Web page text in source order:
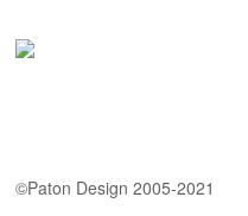
©Paton Design 2005-2021